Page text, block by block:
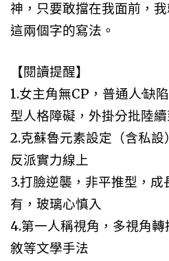
神，只要敢擋在我面前，我
這兩個字的寫法。
【閱讀提醒】
1.女主角無CP，普通人·缺
型人格障礙，外掛分批陸
2.克蘇魯元素設定（含私設
反派實力線上
3.打臉逆襲，非平推型，
有，玻璃心慎入
4.第一人稱視角，多視角
敘等文學手法